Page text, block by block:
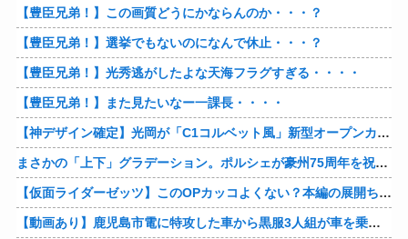
【豊臣兄弟！】この画質どうにかならんのか・・・？
【豊臣兄弟！】選挙でもないのになんで休止・・・？
【豊臣兄弟！】光秀逃がしたよな天海フラグすぎる・・・・
【豊臣兄弟！】また見たいなー一課長・・・・
【神デザイン確定】光岡が「C1コルベット風」新型オープンカーの最新ティーザー画像を公開、マツダ・ロードスターの信頼性にレトロな外観がドッキング
まさかの「上下」グラデーション。ポルシェが豪州75周年を祝う特別モデル「911 Turbo S Land Down Under」を発表、1951年の「見果てぬ夢」が内外装に再現
【仮面ライダーゼッツ】このOPカッコよくない？本編の展開ちゃんと反映してて完成度高いし
【動画あり】鹿児島市電に特攻した車から黒服3人組が車を乗り捨てて逃走